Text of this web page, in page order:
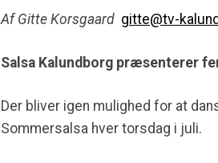
Af Gitte Korsgaard gitte@tv-
Salsa Kalundborg præsenterer
Der bliver igen mulighed for at
Sommersalsa hver torsdag i juli.